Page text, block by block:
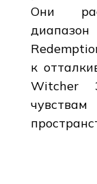
Они
к
Witcher